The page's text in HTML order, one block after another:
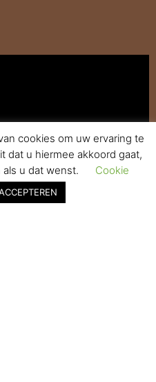
cookies om uw ervaring te
dat u hiermee akkoord gaat,
u dat wenst.
Cookie